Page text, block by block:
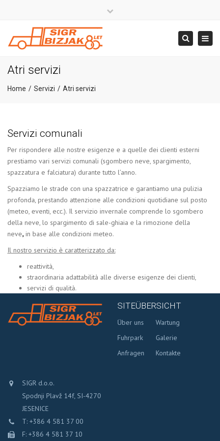
+386 4 581 37 00
Search
Atri servizi
Home Servizi Atri servizi
Servizi comunali
Per rispondere alle nostre esigenze e a quelle dei clienti esterni
prestiamo vari servizi comunali (sgombero neve, spargimento,
spazzatura e falciatura) durante tutto l’anno.
Spazziamo le strade con una spazzatrice e garantiamo una pulizia
profonda, prestando attenzione alle condizioni quotidiane sul posto
(meteo, eventi, ecc.). Il servizio invernale comprende lo sgombero
della neve, lo spargimento di sale-ghiaia e la rimozione della
neve, in base alle condizioni meteo.
Il nostro servizio è caratterizzato da:
reattività,
straordinaria adattabilità alle diverse esigenze dei clienti,
servizi di qualità.
SITEÜBERSICHT
Über uns
Wartung
Fuhrpark
Galerie
Anfragen
Kontakte
SIGR d.o.o.
Spodnji Plavž 14f, SI-4270
JESENICE
T: +386 4 581 37 00
F: +386 4 581 37 10